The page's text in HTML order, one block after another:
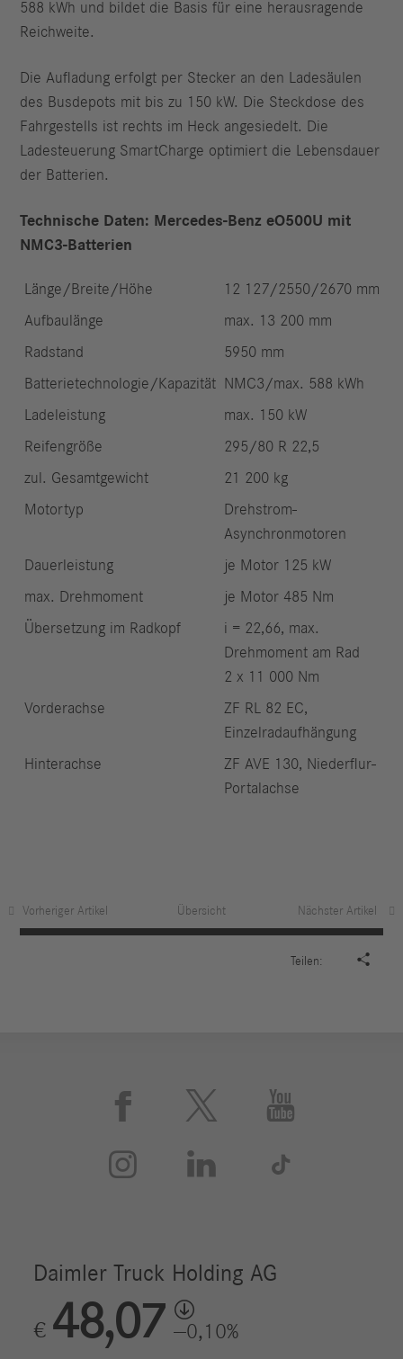
588 kWh und bildet die Basis für eine herausragende
Reichweite.
Die Aufladung erfolgt per Stecker an den Ladesäulen
des Busdepots mit bis zu 150 kW. Die Steckdose des
Fahrgestells ist rechts im Heck angesiedelt. Die
Ladesteuerung SmartCharge optimiert die Lebensdauer
der Batterien.
Technische Daten: Mercedes-Benz eO500U mit
NMC3-Batterien
Länge/Breite/Höhe
12 127/2550/2670 mm
Aufbaulänge
max. 13 200 mm
Radstand
5950 mm
Batterietechnologie/Kapazität
NMC3/max. 588 kWh
Ladeleistung
max. 150 kW
Reifengröße
295/80 R 22,5
zul. Gesamtgewicht
21 200 kg
Motortyp
Drehstrom-
Asynchronmotoren
Dauerleistung
je Motor 125 kW
max. Drehmoment
je Motor 485 Nm
Übersetzung im Radkopf
i = 22,66, max.
Drehmoment am Rad
2 x 11 000 Nm
Vorderachse
ZF RL 82 EC,
Einzelradaufhängung
Hinterachse
ZF AVE 130, Niederflur-
Portalachse
Vorheriger Artikel Übersicht Nächster Artikel
Teilen: 
 


 